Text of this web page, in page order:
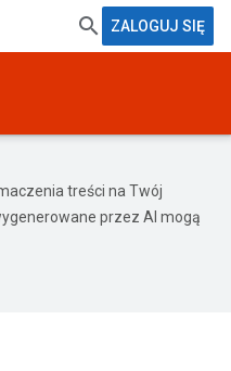
ZALOGUJ SIĘ
treści na Twój
przez AI mogą